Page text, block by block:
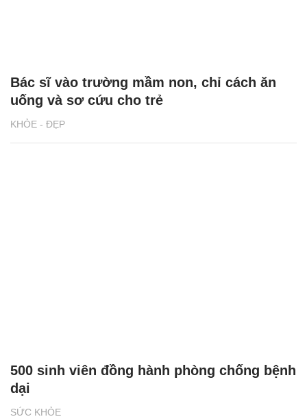
KHỎE - ĐẸP
Bác sĩ vào trường mầm non, chỉ cách ăn
uống và sơ cứu cho trẻ
SỨC KHỎE
500 sinh viên đồng hành phòng chống bệnh
dại